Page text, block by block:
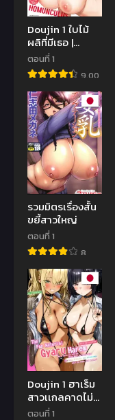
Doujin 1 ใบไม้
ผลิที่มีเธอ |
[Homunculus]
Haru o Ou
ตอนที่ 1
9.00
รวมมิตรเรื่องสั้น
ขยี้สาวใหญ่
ตอนที่ 1
8
Doujin 1 ฮาเร็ม
สาวเเกลคาดไม่
ถึง
ตอนที่ 1